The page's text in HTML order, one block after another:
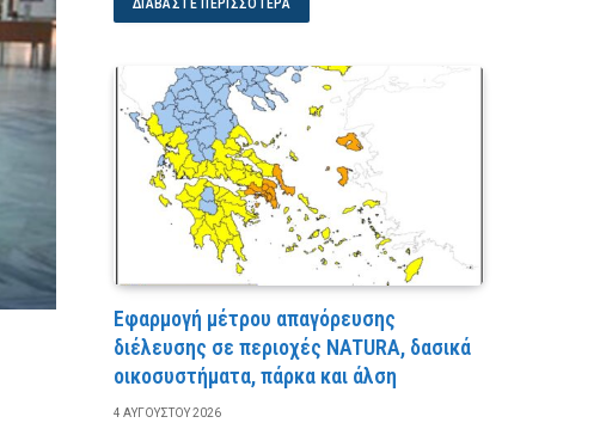
Εφαρμογή μέτρου απαγόρευσης
διέλευσης σε περιοχές NATURA, δασικά
οικοσυστήματα, πάρκα και άλση
4 ΑΥΓΟΎΣΤΟΥ 2026